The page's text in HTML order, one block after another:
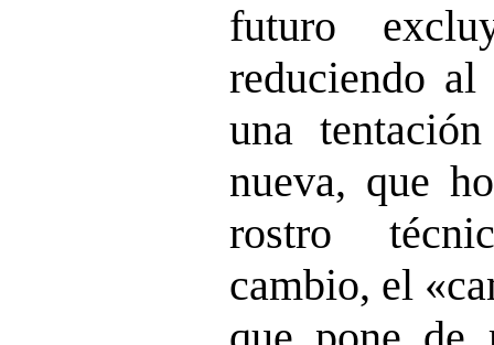
futuro
reduciendo
una
nueva, que
rostro
cambio, el